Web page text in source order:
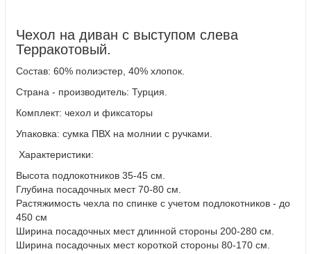
Чехол на диван с выступом слева
Терракотовый.
Состав: 60% полиэстер, 40% хлопок.
Страна - производитель: Турция.
Комплект: чехол и фиксаторы
Упаковка: сумка ПВХ на молнии с ручками.
Характеристики:
Высота подлокотников 35-45 см.
Глубина посадочных мест 70-80 см.
Растяжимость чехла по спинке с учетом подлокотников - до
450 см
Ширина посадочных мест длинной стороны 200-280 см.
Ширина посадочных мест короткой стороны 80-170 см.